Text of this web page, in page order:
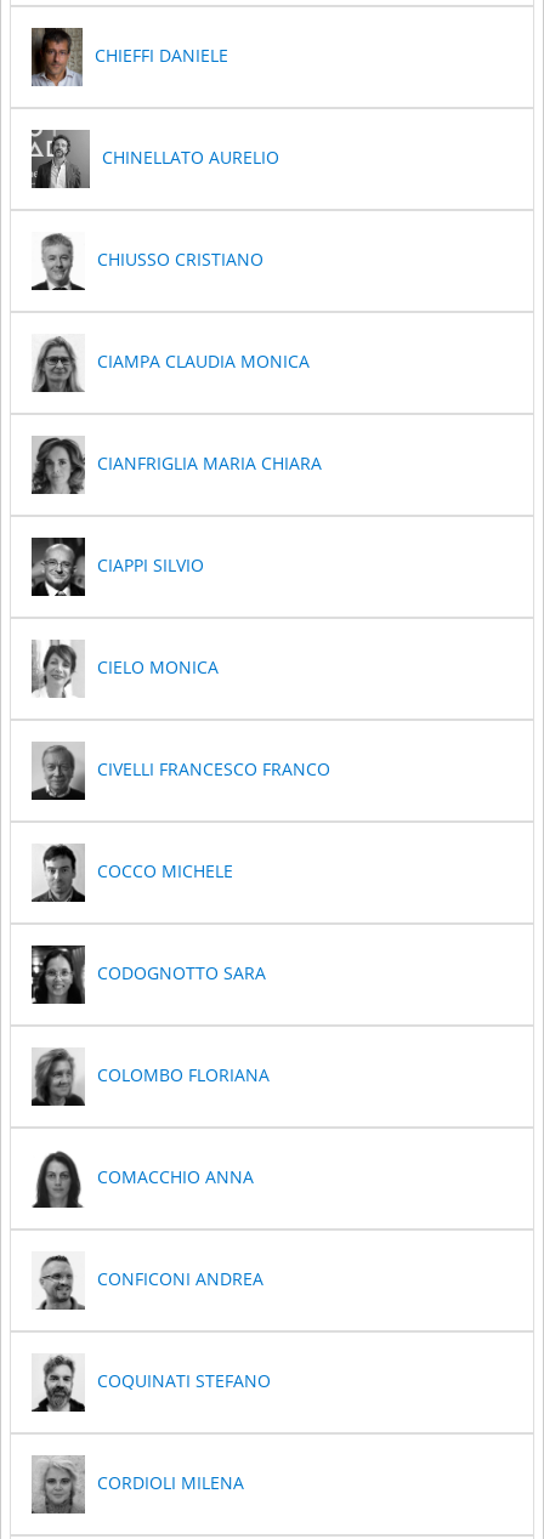
CHIEFFI DANIELE
CHINELLATO AURELIO
CHIUSSO CRISTIANO
CIAMPA CLAUDIA MONICA
CIANFRIGLIA MARIA CHIARA
CIAPPI SILVIO
CIELO MONICA
CIVELLI FRANCESCO FRANCO
COCCO MICHELE
CODOGNOTTO SARA
COLOMBO FLORIANA
COMACCHIO ANNA
CONFICONI ANDREA
COQUINATI STEFANO
CORDIOLI MILENA